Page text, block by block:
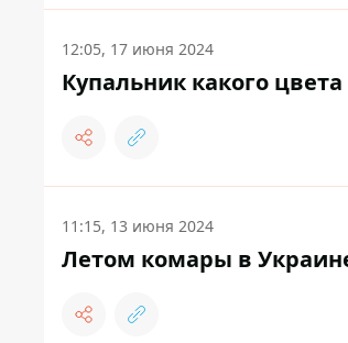
12:05, 17 июня 2024
Купальник какого
11:15, 13 июня 2024
Летом комары в